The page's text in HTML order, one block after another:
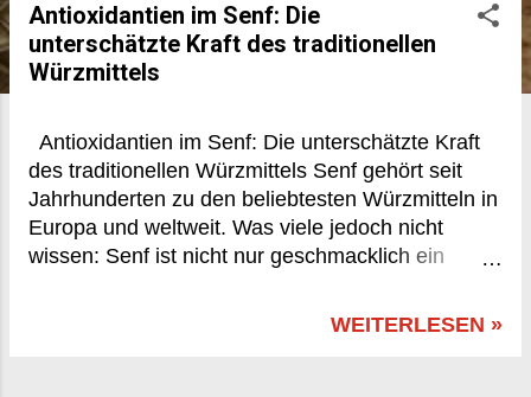
Antioxidantien im Senf: Die
unterschätzte Kraft des traditionellen
Würzmittels
Antioxidantien im Senf: Die unterschätzte Kraft
des traditionellen Würzmittels Senf gehört seit
Jahrhunderten zu den beliebtesten Würzmitteln in
Europa und weltweit. Was viele jedoch nicht
wissen: Senf ist nicht nur geschmacklich ein
bemerkenswert. Insbesondere seineWEITERLESEN »